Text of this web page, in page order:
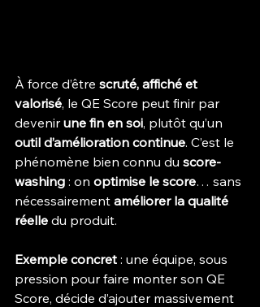
À force d’être scruté, affiché et
valorisé, le QE Score peut finir par
devenir une fin en soi, plutôt qu’un
outil d’amélioration continue. C’est le
phénomène bien connu du score-
washing : on optimise le score… sans
nécessairement améliorer la qualité
réelle du produit.
Exemple concret : une équipe, sous
pression pour faire monter son QE
Score, décide d’ajouter massivement